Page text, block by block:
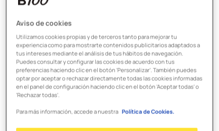
Aviso de cookies
Utilizamos cookies propias y de terceros tanto para mejorar tu
experiencia como para mostrarte contenidos publicitarios adaptados a
tus intereses mediante el análisis de tus hábitos de navegación.
Puedes consultar y configurar las cookies de acuerdo con tus
preferencias haciendo clic en el botón 'Personalizar'. También puedes
optar por aceptar o rechazar directamente todas las cookies informadas
en el panel de configuración haciendo clic en el botón 'Aceptar todas' o
'Rechazar todas'.
Para más información, accede a nuestra Política de Cookies.